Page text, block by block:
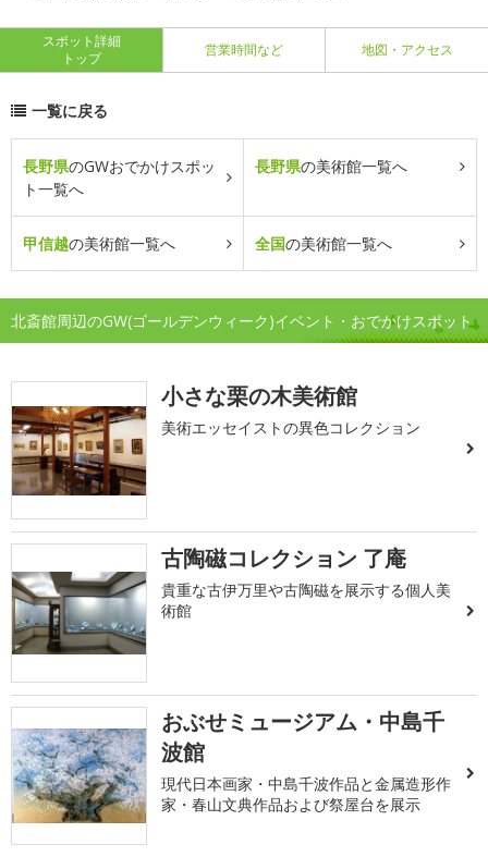
スポット詳細
トップ
営業時間など 地図・アクセス
一覧に戻る
長野県のGWおでかけスポッ
ト一覧へ
長野県の美術館一覧へ
甲信越の美術館一覧へ 全国の美術館一覧へ
北斎館周辺のGW(ゴールデンウィーク)イベント・おでかけスポット
小さな栗の木美術館
美術エッセイストの異色コレクション
古陶磁コレクション 了庵
貴重な古伊万里や古陶磁を展示する個人美
術館
おぶせミュージアム・中島千
波館
現代日本画家・中島千波作品と金属造形作
家・春山文典作品および祭屋台を展示